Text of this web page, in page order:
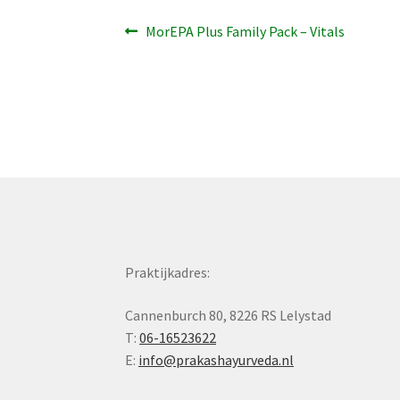
Bericht
Vorig
MorEPA Plus Family Pack – Vitals
Praktijkadres:
Cannenburch 80, 8226 RS Lelystad
T:06-16523622
E: info@prakashayurveda.nl